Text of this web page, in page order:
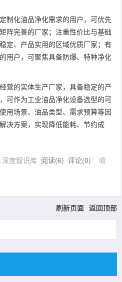
制化油品净化需求的用户，可优先
阵完善的厂家；注重性价比与基础
定、产品实用的区域优质厂家；有
用户，可聚焦具备防爆、特种净化
营的实体生产厂家，具备稳定的产
可作为工业油品净化设备选型的可
用场景、油品类型、需求预算等因
决方案，实现降低能耗、节约成
深度智识库 阅读(6) 评论(0) 收
刷新页面 返回顶部